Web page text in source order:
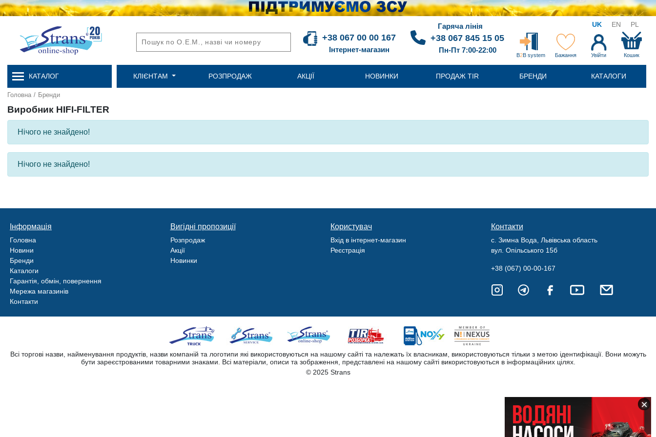
UK EN PL
+38 067 00 00 167
Інтернет-магазин
Гаряча лінія
+38 067 845 15 05
Пн-Пт 7:00-22:00
B2B system Бажання Увійти Кошик
КАТАЛОГ КЛІЄНТАМ РОЗПРОДАЖ АКЦІЇ НОВИНКИ ПРОДАЖ TIR БРЕНДИ КАТАЛОГИ
Головна / Бренди
Виробник HIFI-FILTER
Нічого не знайдено!
Нічого не знайдено!
Інформація
Головна
Новини
Бренди
Каталоги
Гарантія, обмін, повернення
Мережа магазинів
Контакти
Вигідні пропозиції
Розпродаж
Акції
Новинки
Користувач
Вхід в інтернет-магазин
Реєстрація
Контакти
с. Зимна Вода, Львівська область
вул. Опільського 15б
+38 (067) 00-00-167
Всі торгові назви, найменування продуктів, назви компаній та логотипи які використовуються на нашому сайті та належать їх власникам, використовуються тільки з метою ідентифікації. Вони можуть
бути зареєстрованими товарними знаками. Всі матеріали, описи та зображення, представлені на нашому сайті використовуються в інформаційних цілях.
© 2025 Strans
×